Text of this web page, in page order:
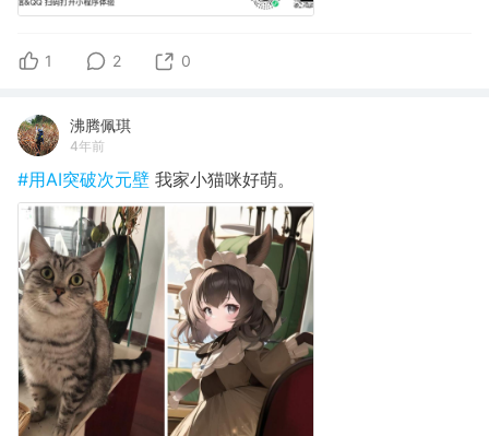
1 2 0
沸腾佩琪
4年前
#用AI突破次元壁 我家小猫咪好萌。